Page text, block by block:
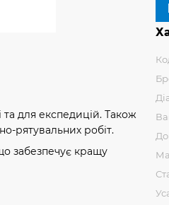
для експедицій. Також
рятувальних робіт.
забезпечує кращу